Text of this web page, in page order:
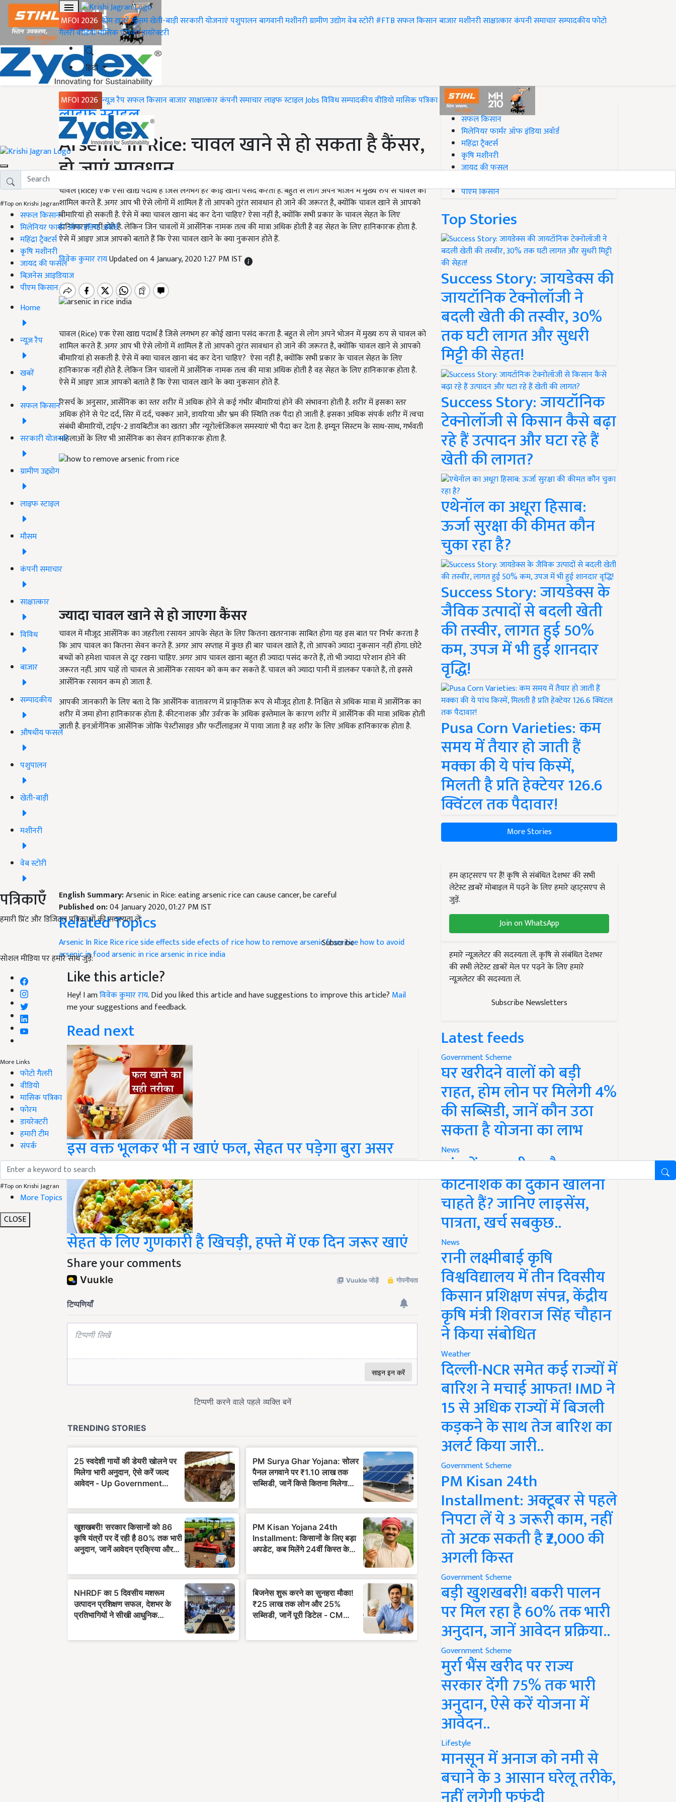
MFOI 2026 होमख़बरेंमौसमखेती-बाड़ीसरकारी योजनाएंपशुपालनबागवानीमशीनरीग्रामीण उद्योगवेब स्टोरी#FTBसफल किसानबाजारमशीनरीसाक्षात्कारकंपनी समाचारसम्पादकीयफोटो
गैलरीवीडियोमासिक पत्रिकाडायरेक्टरी
हिंदी
MFOI 2026 न्यूज़ रैपसफल किसानबाजारसाक्षात्कारकंपनी समाचारलाइफ स्टाइलJobsविविधसम्पादकीयवीडियोमासिक पत्रिका
#Top on Krishi Jagran
सफल किसान
मिलेनियर फार्मर ऑफ इंडिया अवॉर्ड
महिंद्रा ट्रैक्टर्स
कृषि मशीनरी
जायद की फसल
बिज़नेस आइडियाज
पीएम किसान
Home
न्यूज़ रैप
खबरें
सफल किसान
सरकारी योजनाएं
ग्रामीण उद्द्योग
लाइफ स्टाइल
मौसम
कंपनी समाचार
साक्षात्कार
विविध
बाजार
सम्पादकीय
औषधीय फसलें
पशुपालन
खेती-बाड़ी
मशीनरी
वेब स्टोरी
पत्रिकाएँ
हमारी प्रिंट और डिजिटल पत्रिकाओं की सदस्यता लें
Subscribe
सोशल मीडिया पर हमारे साथ जुड़ें:
More Links
फोटो गैलरी
वीडियो
मासिक पत्रिका
फोरम
डायरेक्टरी
हमारी टीम
संपर्क
#Top on Krishi Jagran
More Topics
CLOSE
Home
लाइफ स्टाइल
Arsenic in Rice: चावल खाने से हो सकता है कैंसर,
हो जाएं सावधान
चावल (Rice) एक ऐसा खाद्य पदार्थ है जिसे लगभग हर कोई खाना पसंद करता है. बहुत से लोग अपने भोजन में मुख्य रुप से चावल को
शामिल करते हैं. अगर आप भी ऐसे लोगों में शामिल हैं तो आपको तुरंत सावधान हो जाने की जरूरत है, क्योंकि चावल खाने से आपको
बीमारियां हो सकती है. ऐसे में क्या चावल खाना बंद कर देना चाहिए? ऐसा नहीं है, क्योंकि सभी प्रकार के चावल सेहत के लिए
हानिकारक नहीं होते है. लेकिन जिन चावलों में आर्सेनिक नामक तत्व की मात्रा अधिक होती है वह सेहत के लिए हानिकारक होता है.
ऐसे में आइए आज आपको बताते हैं कि ऐसा चावल खाने के क्या नुकसान होते हैं.
विवेक कुमार रायUpdated on 4 January, 2020 1:27 PM IST
चावल (Rice) एक ऐसा खाद्य पदार्थ है जिसे लगभग हर कोई खाना पसंद करता है. बहुत से लोग अपने भोजन में मुख्य रुप से चावल को
शामिल करते हैं. अगर आप भी ऐसे लोगों में शामिल हैं तो आपको तुरंत सावधान हो जाने की जरूरत है, क्योंकि चावल खाने से आपको
बीमारियां हो सकती है. ऐसे में क्या चावल खाना बंद कर देना चाहिए? ऐसा नहीं है, क्योंकि सभी प्रकार के चावल सेहत के लिए
हानिकारक नहीं होते है. लेकिन जिन चावलों में आर्सेनिक नामक तत्व की मात्रा अधिक होती है वह सेहत के लिए हानिकारक होता है.
ऐसे में आइए आज आपको बताते हैं कि ऐसा चावल खाने के क्या नुकसान होते हैं.
रिसर्च के अनुसार, आर्सेनिक का स्तर शरीर में अधिक होने से कई गंभीर बीमारियां होने की संभावना होती है. शरीर में इसका स्तर
अधिक होने से पेट दर्द, सिर में दर्द, चक्कर आने, डायरिया और भ्रम की स्थिति तक पैदा हो जाती है. इसका अधिक संपर्क शरीर में त्वचा
संबंधी बीमारियों, टाईप-2 डायबिटीज का खतरा और न्यूरोलॉजिकल समस्याएं भी पैदा कर देता है. इम्यून सिस्टम के साथ-साथ, गर्भवती
महिलाओं के लिए भी आर्सेनिक का सेवन हानिकारक होता है.
ज्यादा चावल खाने से हो जाएगा कैंसर
चावल में मौजूद आर्सेनिक का जहरीला रसायन आपके सेहत के लिए कितना खतरनाक साबित होगा यह इस बात पर निर्भर करता है
कि आप चावल का कितना सेवन करते हैं. अगर आप सप्ताह में कुछ ही बार चावल खाते हैं, तो आपको ज्यादा नुकसान नहीं होगा. छोटे
बच्चों को हमेशा चावल से दूर रखना चाहिए. अगर आप चावल खाना बहुत ही ज्यादा पसंद करते हैं, तो भी ज्यादा परेशान होने की
जरूरत नहीं. आप चाहें तो चावल से आर्सेनिक रसायन को कम कर सकते हैं. चावल को ज्यादा पानी में डालकर पकाते हैं, तो इससे
आर्सेनिक रसायन कम हो जाता है.
आपकी जानकारी के लिए बता दे कि आर्सेनिक वातावरण में प्राकृतिक रूप से मौजूद होता है. निश्चित से अधिक मात्रा में आर्सेनिक का
शरीर में जमा होना हानिकारक होता है. कीटनाशक और उर्वरक के अधिक इस्तेमाल के कारण शरीर में आर्सेनिक की मात्रा अधिक होती
जाती है. इनऑर्गेनिक आर्सेनिक जोकि पेस्टीसाइड और फर्टीलाइज़र में पाया जाता है वह शरीर के लिए अधिक हानिकारक होता है.
English Summary:Arsenic in Rice: eating arsenic rice can cause cancer, be careful
Published on:04 January 2020, 01:27 PM IST
Related Topics
Arsenic In RiceRicerice side effectsside efects of ricehow to remove arsenic from ricehow to avoid
arsenic in foodarsenic in ricearsenic in rice india
Like this article?
Hey! I amविवेक कुमार राय. Did you liked this article and have suggestions to improve this article? Mail
me your suggestions and feedback.
Read next
इस वक्त भूलकर भी न खाएं फल, सेहत पर पड़ेगा बुरा असर
सेहत के लिए गुणकारी है खिचड़ी, हफ्ते में एक दिन जरूर खाएं
Share your comments
#Top on Krishi Jagran
सफल किसान
मिलेनियर फार्मर ऑफ इंडिया अवॉर्ड
महिंद्रा ट्रैक्टर्स
कृषि मशीनरी
जायद की फसल
पीएम किसान
Top Stories
Success Story: जायडेक्स की
जायटॉनिक टेक्नोलॉजी ने
बदली खेती की तस्वीर, 30%
तक घटी लागत और सुधरी
मिट्टी की सेहत!
Success Story: जायटॉनिक
टेक्नोलॉजी से किसान कैसे बढ़ा
रहे हैं उत्पादन और घटा रहे हैं
खेती की लागत?
एथेनॉल का अधूरा हिसाब:
ऊर्जा सुरक्षा की कीमत कौन
चुका रहा है?
Success Story: जायडेक्स के
जैविक उत्पादों से बदली खेती
की तस्वीर, लागत हुई 50%
कम, उपज में भी हुई शानदार
वृद्धि!
Pusa Corn Varieties: कम
समय में तैयार हो जाती हैं
मक्का की ये पांच किस्में,
मिलती है प्रति हेक्टेयर 126.6
क्विंटल तक पैदावार!
More Stories
हम व्हाट्सएप पर हैं! कृषि से संबंधित देशभर की सभी
लेटेस्ट ख़बरें मोबाइल में पढ़ने के लिए हमारे व्हाट्सएप से
जुड़ें.
Join on WhatsApp
हमारे न्यूज़लेटर की सदस्यता लें. कृषि से संबंधित देशभर
की सभी लेटेस्ट ख़बरें मेल पर पढ़ने के लिए हमारे
न्यूज़लेटर की सदस्यता लें.
Subscribe Newsletters
Latest feeds
Government Scheme
घर खरीदने वालों को बड़ी
राहत, होम लोन पर मिलेगी 4%
की सब्सिडी, जानें कौन उठा
सकता है योजना का लाभ
News
गांव में खाद, बीज और
कीटनाशक की दुकान खोलना
चाहते हैं? जानिए लाइसेंस,
पात्रता, खर्च सबकुछ..
News
रानी लक्ष्मीबाई कृषि
विश्वविद्यालय में तीन दिवसीय
किसान प्रशिक्षण संपन्न, केंद्रीय
कृषि मंत्री शिवराज सिंह चौहान
ने किया संबोधित
Weather
दिल्ली-NCR समेत कई राज्यों में
बारिश ने मचाई आफत! IMD ने
15 से अधिक राज्यों में बिजली
कड़कने के साथ तेज बारिश का
अलर्ट किया जारी..
Government Scheme
PM Kisan 24th
Installment: अक्टूबर से पहले
निपटा लें ये 3 जरूरी काम, नहीं
तो अटक सकती है ₹2,000 की
अगली किस्त
Government Scheme
बड़ी खुशखबरी! बकरी पालन
पर मिल रहा है 60% तक भारी
अनुदान, जानें आवेदन प्रक्रिया..
Government Scheme
मुर्रा भैंस खरीद पर राज्य
सरकार देंगी 75% तक भारी
अनुदान, ऐसे करें योजना में
आवेदन..
Lifestyle
मानसून में अनाज को नमी से
बचाने के 3 आसान घरेलू तरीके,